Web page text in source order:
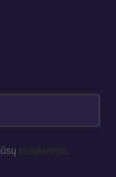
taisyklėmis .